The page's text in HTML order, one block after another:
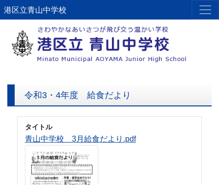
港区立青山中学校
令和3・4年度 給食だより
タイトル
青山中学校 3月給食だより.pdf